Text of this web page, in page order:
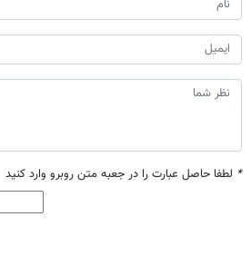
* لطفا حاصل عبارت را در جعبه متن روبرو وارد کنید